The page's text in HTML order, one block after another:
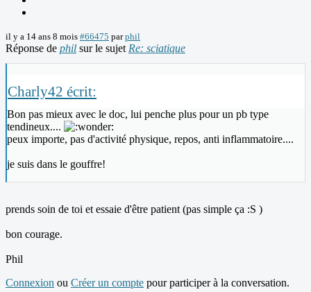
il y a 14 ans 8 mois #66475 parphil
Réponse de phil sur le sujet Re: sciatique
Charly42 écrit:
Bon pas mieux avec le doc, lui penche plus pour un pb type
tendineux....
peux importe, pas d'activité physique, repos, anti inflammatoire....
je suis dans le gouffre!
prends soin de toi et essaie d'être patient (pas simple ça :S )
bon courage.
Phil
Connexion ou Créer un compte pour participer à la conversation.